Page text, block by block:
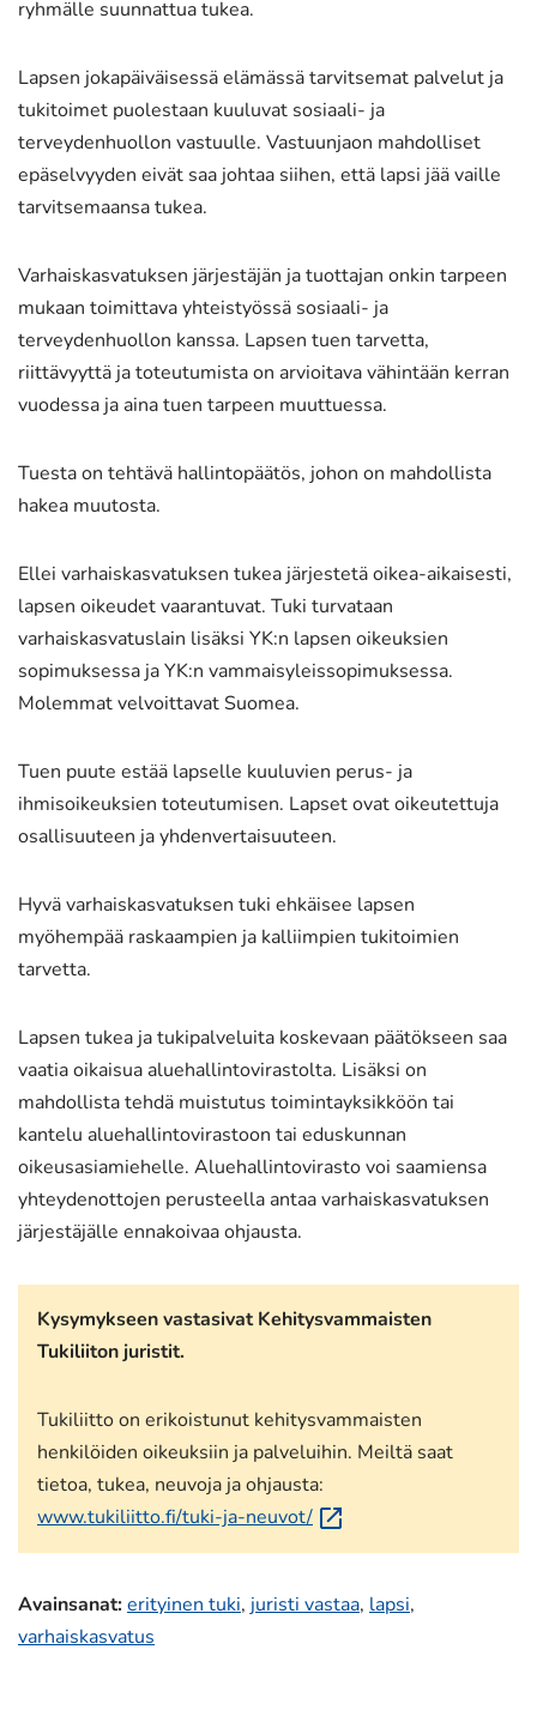
ryhmälle suunnattua tukea.
Lapsen jokapäiväisessä elämässä tarvitsemat palvelut ja
tukitoimet puolestaan kuuluvat sosiaali- ja
terveydenhuollon vastuulle. Vastuunjaon mahdolliset
epäselvyyden eivät saa johtaa siihen, että lapsi jää vaille
tarvitsemaansa tukea.
Varhaiskasvatuksen järjestäjän ja tuottajan onkin tarpeen
mukaan toimittava yhteistyössä sosiaali- ja
terveydenhuollon kanssa. Lapsen tuen tarvetta,
riittävyyttä ja toteutumista on arvioitava vähintään kerran
vuodessa ja aina tuen tarpeen muuttuessa.
Tuesta on tehtävä hallintopäätös, johon on mahdollista
hakea muutosta.
Ellei varhaiskasvatuksen tukea järjestetä oikea-aikaisesti,
lapsen oikeudet vaarantuvat. Tuki turvataan
varhaiskasvatuslain lisäksi YK:n lapsen oikeuksien
sopimuksessa ja YK:n vammaisyleissopimuksessa.
Molemmat velvoittavat Suomea.
Tuen puute estää lapselle kuuluvien perus- ja
ihmisoikeuksien toteutumisen. Lapset ovat oikeutettuja
osallisuuteen ja yhdenvertaisuuteen.
Hyvä varhaiskasvatuksen tuki ehkäisee lapsen
myöhempää raskaampien ja kalliimpien tukitoimien
tarvetta.
Lapsen tukea ja tukipalveluita koskevaan päätökseen saa
vaatia oikaisua aluehallintovirastolta. Lisäksi on
mahdollista tehdä muistutus toimintayksikköön tai
kantelu aluehallintovirastoon tai eduskunnan
oikeusasiamiehelle. Aluehallintovirasto voi saamiensa
yhteydenottojen perusteella antaa varhaiskasvatuksen
järjestäjälle ennakoivaa ohjausta.
Kysymykseen vastasivat Kehitysvammaisten
Tukiliiton juristit.
Tukiliitto on erikoistunut kehitysvammaisten
henkilöiden oikeuksiin ja palveluihin. Meiltä saat
tietoa, tukea, neuvoja ja ohjausta:
www.tukiliitto.fi/tuki-ja-neuvot/(siirryt
toiseen
Avainsanat:erityinen tuki, juristi vastaa, lapsi,
varhaiskasvatus